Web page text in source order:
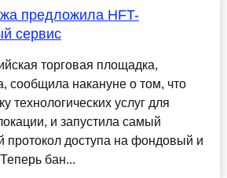
предложила HFT-
сервис
торговая площадка,
сообщила накануне о том, что
технологических услуг для
и запустила самый
протокол доступа на фондовый и
бан...